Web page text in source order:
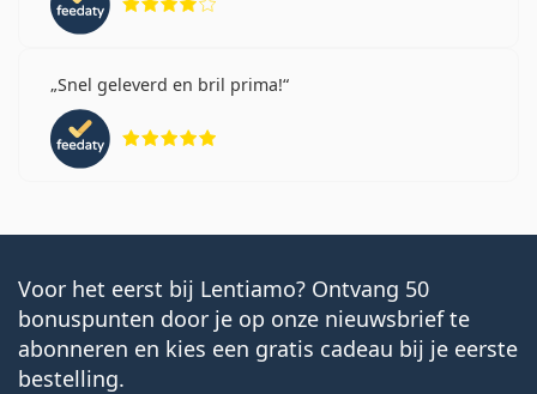
Snel geleverd en bril prima!
Voor het eerst bij Lentiamo? Ontvang 50
bonuspunten door je op onze nieuwsbrief te
abonneren en kies een gratis cadeau bij je eerste
bestelling.